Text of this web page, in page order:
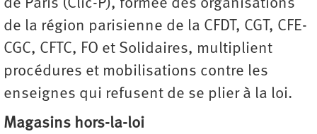
de Paris (Clic-P), formée des organisations
de la région parisienne de la CFDT, CGT, CFE-
CGC, CFTC, FO et Solidaires, multiplient
procédures et mobilisations contre les
enseignes qui refusent de se plier à la loi.
Magasins hors-la-loi